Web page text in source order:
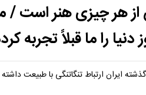
هر چیزی هنر است /
را ما قبلاً تجربه
ایران ارتباط تنگاتنگی با طبیعت